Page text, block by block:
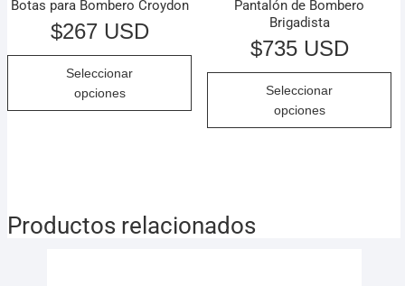
Botas para Bombero Croydon
$267 USD
Seleccionar
opciones
Pantalón de Bombero
Brigadista
$735 USD
Seleccionar
opciones
Productos relacionados